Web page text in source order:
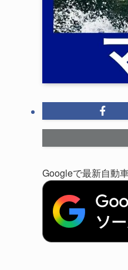
Googleで最新自動